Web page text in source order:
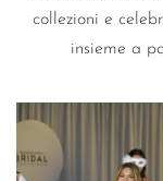
collezioni e
insieme a